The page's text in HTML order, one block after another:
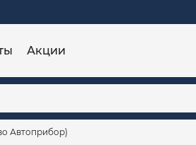
Акции
Автоприбор)